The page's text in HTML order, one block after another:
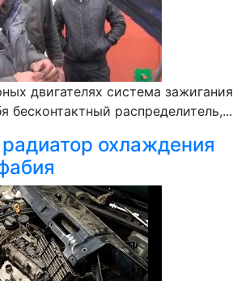
двигателях система зажигания
бесконтактный распределитель,...
охлаждения